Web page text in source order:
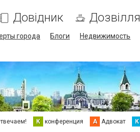
Довідник Дозвілля
города Блоги Недвижимость
К конференция А Адвокат К